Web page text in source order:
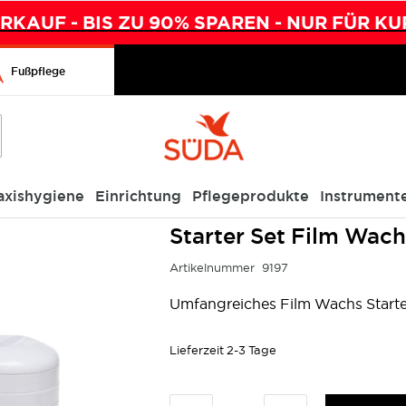
- BIS ZU 90% SPAREN - NUR FÜR
Fußpflege
Einrichtung Pflegeprodukte
Starter Set Film
Artikelnummer 9197
Umfangreiches Film Wachs
Lieferzeit 2-3 Tage